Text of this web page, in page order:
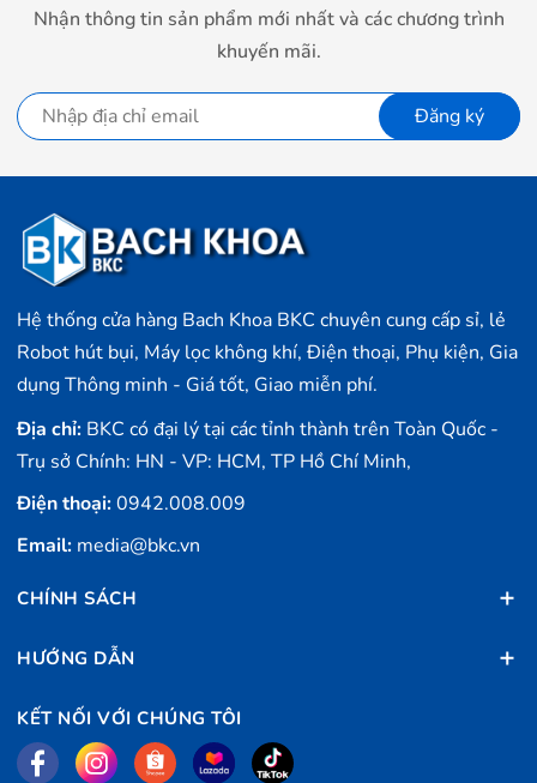
Nhận thông tin sản phẩm mới nhất và các chương trình
khuyến mãi.
Đăng ký
Hệ thống cửa hàng Bach Khoa BKC chuyên cung cấp sỉ, lẻ
Robot hút bụi, Máy lọc không khí, Điện thoại, Phụ kiện, Gia
dụng Thông minh - Giá tốt, Giao miễn phí.
Địa chỉ: BKC có đại lý tại các tỉnh thành trên Toàn Quốc -
Trụ sở Chính: HN - VP: HCM, TP Hồ Chí Minh,
Điện thoại:0942.008.009
Email: media@bkc.vn
CHÍNH SÁCH
HƯỚNG DẪN
KẾT NỐI VỚI CHÚNG TÔI